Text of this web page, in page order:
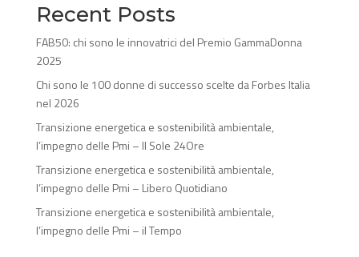
Recent Posts
FAB50: chi sono le innovatrici del Premio GammaDonna
2025
Chi sono le 100 donne di successo scelte da Forbes Italia
nel 2026
Transizione energetica e sostenibilità ambientale,
l’impegno delle Pmi – Il Sole 24Ore
Transizione energetica e sostenibilità ambientale,
l’impegno delle Pmi – Libero Quotidiano
Transizione energetica e sostenibilità ambientale,
l’impegno delle Pmi – il Tempo